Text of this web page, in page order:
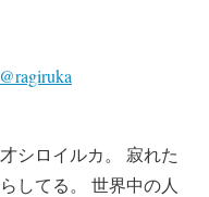
シロイルカ。 寂れた
してる。 世界中の人